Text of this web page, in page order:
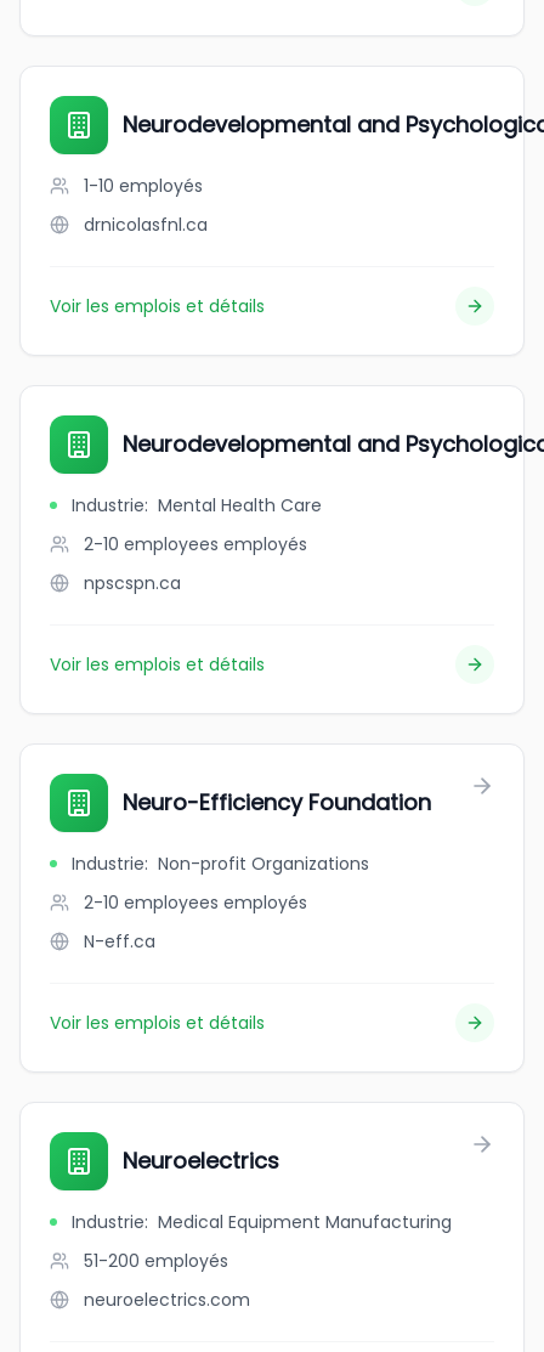
Neurodevelopmental and
1-10 employés
drnicolasfnl.ca
Voir les emplois et détails
Neurodevelopmental and
Industrie: Mental Health Care
2-10 employees employés
npscspn.ca
Voir les emplois et détails
Neuro-Efficiency Foundation
Industrie: Non-profit Organizations
2-10 employees employés
N-eff.ca
Voir les emplois et détails
Neuroelectrics
Industrie: Medical Equipment Manufacturing
51-200 employés
neuroelectrics.com